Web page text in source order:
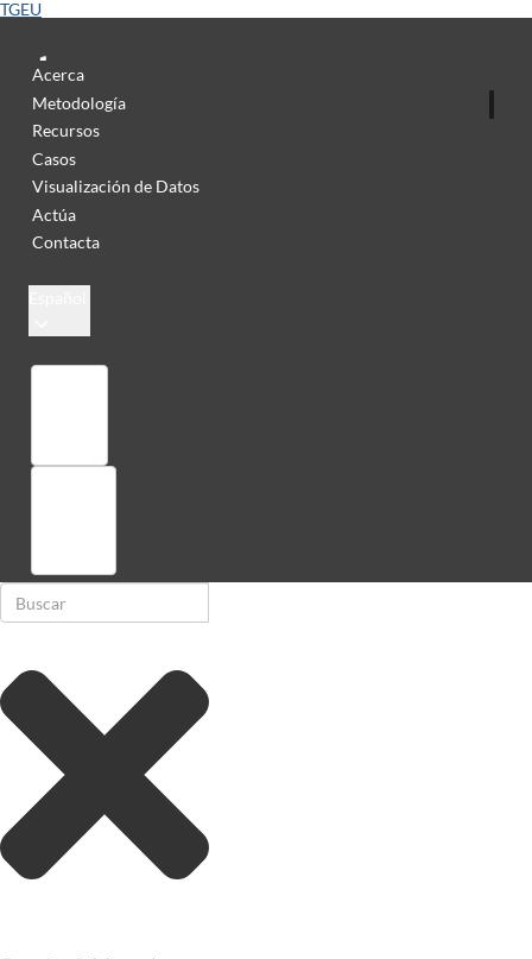
TGEU
Acerca
Metodología
Recursos
Casos
Visualización de Datos
Actúa
Contacta